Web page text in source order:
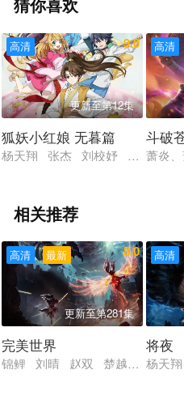
猜你喜欢
高清 9.0
更新至第12集
狐妖小红娘 无暮篇
杨天翔 张杰 刘校妤 谷江山
高清
斗破
萧炎
相关推荐
最新
高清 8.0
更新至第281集
完美世界
锦鲤 刘晴 赵双 楚越 阎么么
高清
将夜
杨天